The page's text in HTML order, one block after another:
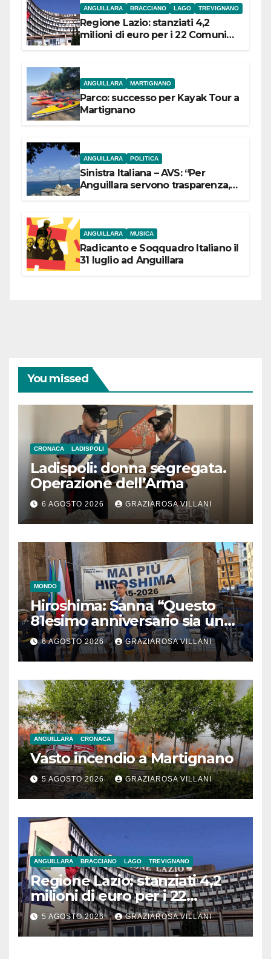
ANGUILLARA BRACCIANO LAGO TREVIGNANO
Regione Lazio: stanziati 4,2
milioni di euro per i 22 Comuni
ANGUILLARA MARTIGNANO
Parco: successo per Kayak Tour a
Martignano
ANGUILLARA POLITICA
Sinistra Italiana – AVS: “Per
Anguillara servono trasparenza,
ANGUILLARA MUSICA
Radicanto e Soqquadro Italiano il
31 luglio ad Anguillara
You missed
CRONACA LADISPOLI
Ladispoli: donna segregata.
Operazione dell’Arma
6 AGOSTO 2026 GRAZIAROSA VILLANI
MONDO
Hiroshima: Sanna “Questo
81esimo anniversario sia un
monito per tutti”
6 AGOSTO 2026 GRAZIAROSA VILLANI
ANGUILLARA CRONACA
Vasto incendio a Martignano
5 AGOSTO 2026 GRAZIAROSA VILLANI
ANGUILLARA BRACCIANO LAGO TREVIGNANO
Regione Lazio: stanziati 4,2
milioni di euro per i 22
Comuni dell’Etruria
Meridionale
5 AGOSTO 2026 GRAZIAROSA VILLANI